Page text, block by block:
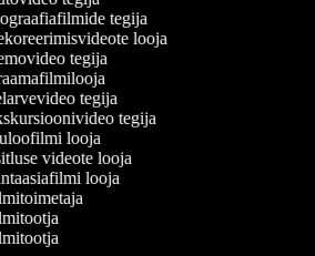
tegija
looja
tegija
tegija
tegija
looja
videote looja
looja